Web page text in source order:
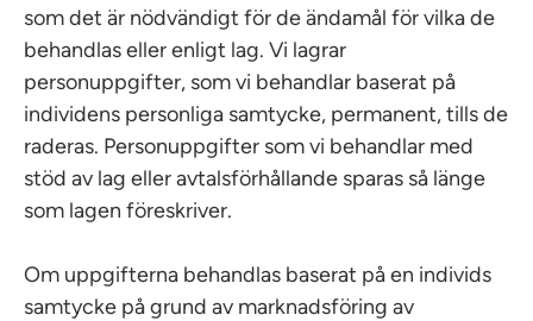
som det är nödvändigt för de ändamål för vilka de
behandlas eller enligt lag. Vi lagrar
personuppgifter, som vi behandlar baserat på
individens personliga samtycke, permanent, tills de
raderas. Personuppgifter som vi behandlar med
stöd av lag eller avtalsförhållande sparas så länge
som lagen föreskriver.
Om uppgifterna behandlas baserat på en individs
samtycke på grund av marknadsföring av